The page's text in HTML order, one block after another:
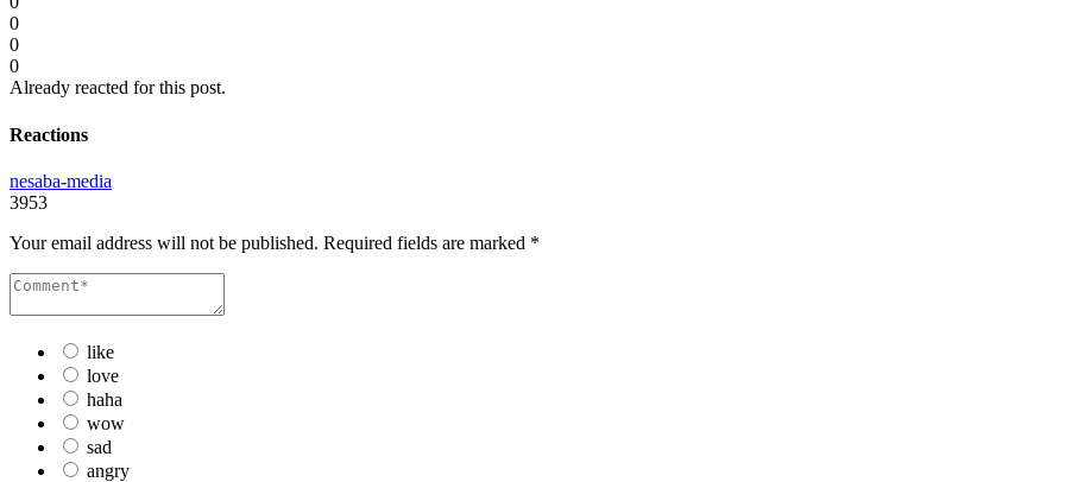
0
0
0
Already reacted for this post.
Reactions
nesaba-media
3953
Your email address will not be published. Required fields are marked *
like
love
haha
wow
sad
angry